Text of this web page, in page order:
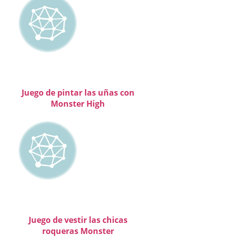
Juego de pintar las uñas con
Monster High
Juego de vestir las chicas
roqueras Monster